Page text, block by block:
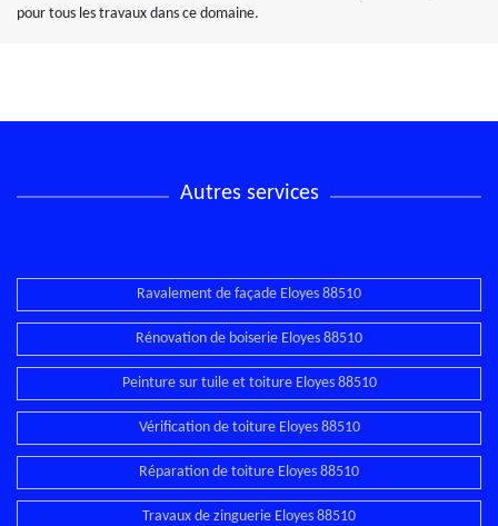
pour tous les travaux dans ce domaine.
Autres services
Ravalement de façade Eloyes 88510
Rénovation de boiserie Eloyes 88510
Peinture sur tuile et toiture Eloyes 88510
Vérification de toiture Eloyes 88510
Réparation de toiture Eloyes 88510
Travaux de zinguerie Eloyes 88510